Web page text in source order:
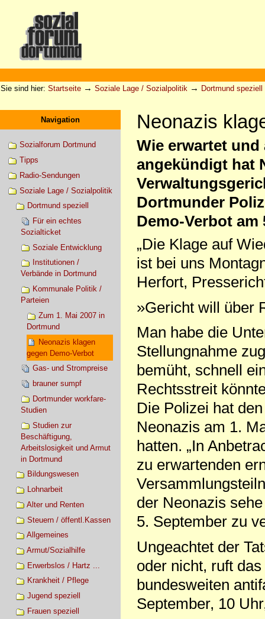
Werkzeuge
Sie sind hier: Startseite → Soziale Lage / Sozialpolitik → Dortmund speziell
Navigation
Sozialforum Dortmund
Tipps
Radio-Sendungen
Soziale Lage / Sozialpolitik
Dortmund speziell
Für ein echtes
Sozialticket
Soziale Entwicklung
Institutionen /
Verbände in Dortmund
Kommunale Politik /
Parteien
Zum 1. Mai 2007 in
Dortmund
Neonazis klagen
gegen Demo-Verbot
Gas- und Strompreise
brauner sumpf
Dortmunder workfare-
Studien
Studien zur
Beschäftigung,
Arbeitslosigkeit und Armut
in Dortmund
Bildungswesen
Lohnarbeit
Alter und Renten
Steuern / öffentl.Kassen
Allgemeines
Armut/Sozialhilfe
Erwerbslos / Hartz ...
Krankheit / Pflege
Jugend speziell
Frauen speziell
Neonazis
Wie erwartet
angekündigt hat
Dortmunder
Demo-Verbot
„Die Klage auf
ist bei uns
Herfort,
»Gericht will über
Man habe die
Stellungnahme
bemüht, schnell
Rechtsstreit
Die Polizei hat
Neonazis am 1.
hatten. „In
zu erwartenden
der Neonazis
5. September zu
Ungeachtet der
oder nicht, ruft
bundesweiten
September, 10